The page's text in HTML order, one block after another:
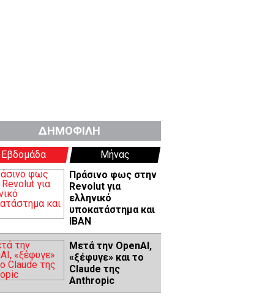
ΔΗΜΟΦΙΛΗ
Εβδομάδα
Μήνας
Πράσινο φως στην
Revolut για
ελληνικό
υποκατάστημα και
IBAN
Μετά την OpenAI,
«ξέφυγε» και το
Claude της
Anthropic